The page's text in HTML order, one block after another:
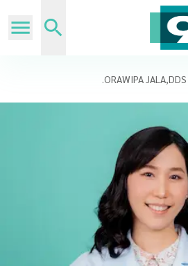
ORAWIPA JALA,DDS.